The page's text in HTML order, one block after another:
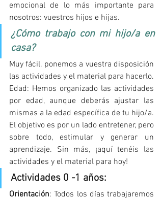
emocional de lo más importante para
nosotros: vuestros hijos e hijas.
¿Cómo trabajo con mi hijo/a en
casa?
Muy fácil, ponemos a vuestra disposición
las actividades y el material para hacerlo.
Edad: Hemos organizado las actividades
por edad, aunque deberás ajustar las
mismas a la edad específica de tu hijo/a.
El objetivo es por un lado entretener, pero
sobre todo, estimular y generar un
aprendizaje. Sin más, ¡aquí tenéis las
actividades y el material para hoy!
Actividades 0 -1 años:
Orientación: Todos los días trabajaremos